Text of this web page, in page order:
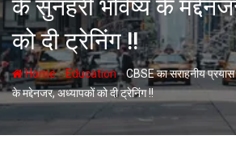
के सुनहरी भविष्य के
को दी ट्रेनिंग !!
Home-Education-CBSE का सराहनीय प्रयास !
के मद्देनजर, अध्यापकों को दी ट्रेनिंग !!